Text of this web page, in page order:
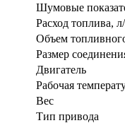
Шумовые
Расход топлива,
Объем
Размер
Двигатель
Рабочая
Вес
Тип привода